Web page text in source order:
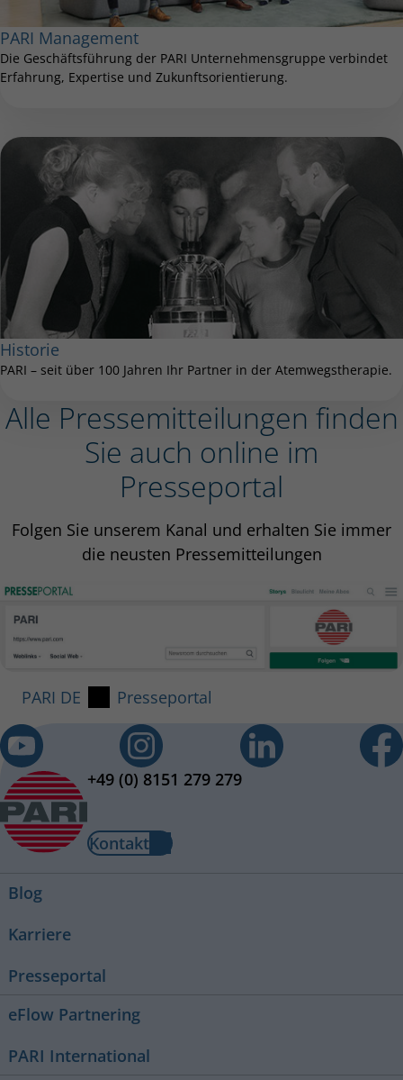
PARI Management
Die Geschäftsführung der PARI Unternehmensgruppe verbindet
Erfahrung, Expertise und Zukunftsorientierung.
Historie
PARI – seit über 100 Jahren Ihr Partner in der Atemwegstherapie.
Alle Pressemitteilungen finden
Sie auch online im
Presseportal
Folgen Sie unserem Kanal und erhalten Sie immer
die neusten Pressemitteilungen
PARI DE Presseportal
+49 (0) 8151 279 279
Kontakt
Blog
Karriere
Presseportal
eFlow Partnering
PARI International